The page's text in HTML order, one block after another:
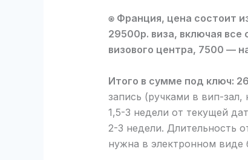
⍟ Франция, цена состоит
29500р. виза, включая
визового центра, 7500 —
Итого в сумме под ключ:
запись (ручками в вип-
1,5-3 недели от текущей
2-3 недели. Длительность
нужна в электронном виде